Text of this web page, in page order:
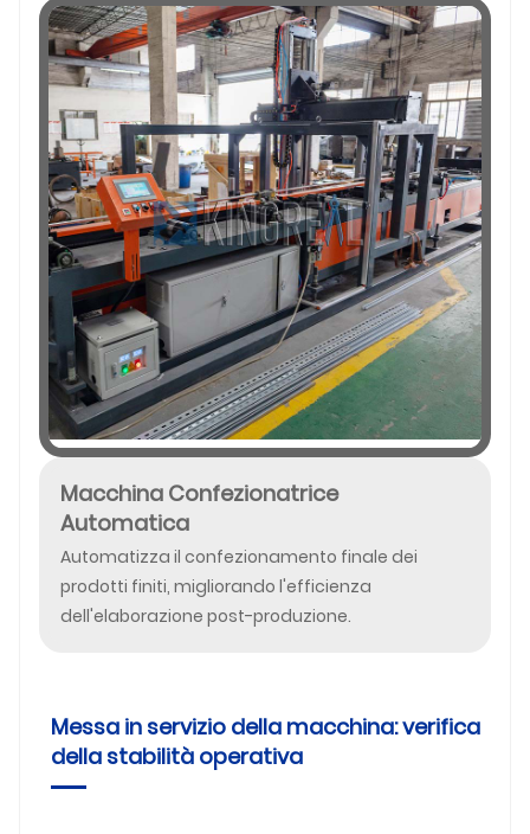
Macchina Confezionatrice
Automatica
Automatizza il confezionamento finale dei
prodotti finiti, migliorando l'efficienza
dell'elaborazione post-produzione.
Messa in servizio della macchina: verifica
della stabilità operativa